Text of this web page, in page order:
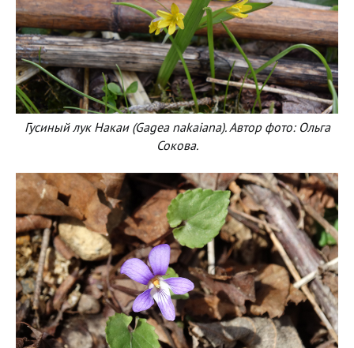
Гусиный лук Накаи (Gagea nakaiana). Автор фото: Ольга
Сокова.